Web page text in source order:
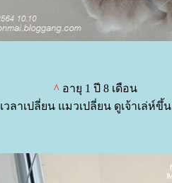
^อายุ 1 ปี 8 เดือน
เวลาเปลี่ยน แมวเปลี่ยน ดูเจ้าเล่ห์ขึ้น